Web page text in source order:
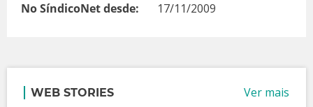
No SíndicoNet desde:
17/11/2009
WEB STORIES Ver mais